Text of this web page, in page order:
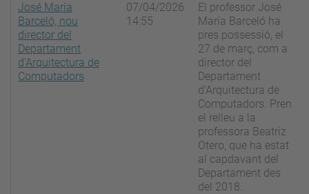
José María
Barceló, nou
director del
Departament
d'Arquitectura de
Computadors
07/04/2026
14:55
El professor José
María Barceló ha
pres possessió, el
27 de març, com a
director del
Departament
d'Arquitectura de
Computadors. Pren
el relleu a la
professora Beatriz
Otero, que ha estat
al capdavant del
Departament des
del 2018.